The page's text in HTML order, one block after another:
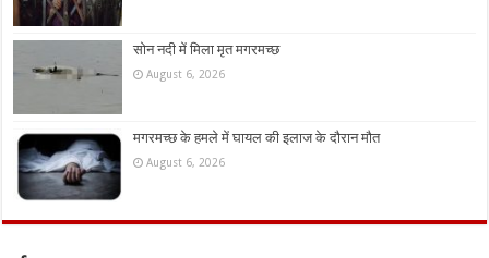
सोन नदी में मिला मृत मगरमच्छ
August 6, 2026
मगरमच्छ के हमले में घायल की इलाज के दौरान मौत
August 6, 2026